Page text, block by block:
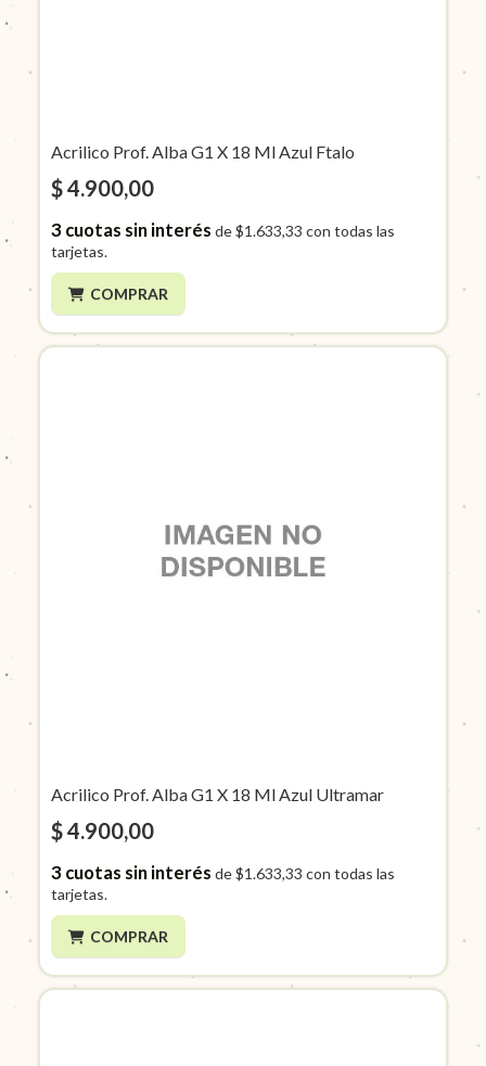
Acrilico Prof. Alba G1 X 18 Ml Azul Ftalo
$ 4.900,00
3cuotas sin interés de$1.633,33 con todas las
tarjetas.
COMPRAR
Acrilico Prof. Alba G1 X 18 Ml Azul Ultramar
$ 4.900,00
3cuotas sin interés de$1.633,33 con todas las
tarjetas.
COMPRAR